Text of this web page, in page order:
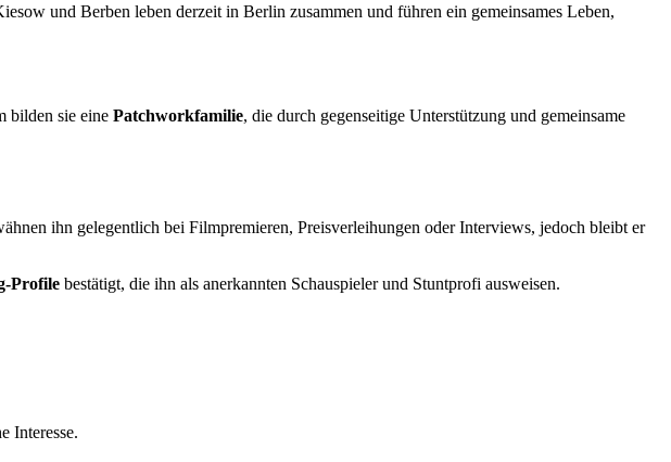
und Berben leben derzeit in Berlin zusammen und führen ein gemeinsames Leben,
bilden sie eine Patchworkfamilie, die durch gegenseitige Unterstützung und gemeinsame
ihn gelegentlich bei Filmpremieren, Preisverleihungen oder Interviews, jedoch bleibt er
Profile bestätigt, die ihn als anerkannten Schauspieler und Stuntprofi ausweisen.
Interesse.